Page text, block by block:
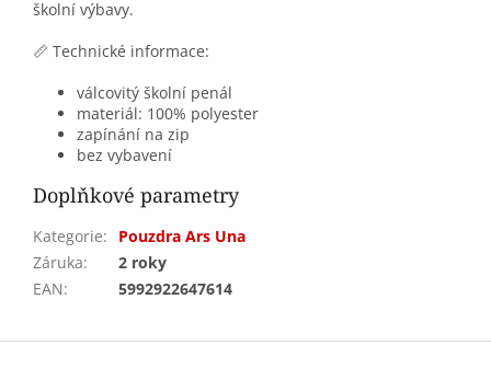
školní výbavy.
📏 Technické informace:
válcovitý školní penál
materiál: 100% polyester
zapínání na zip
bez vybavení
Doplňkové parametry
Kategorie:
Pouzdra Ars Una
Záruka:
2 roky
EAN: 5992922647614
Z